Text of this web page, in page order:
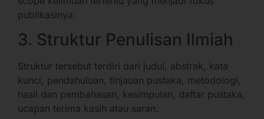
publikasinya.
3. Struktur Penulisan Ilmiah
Struktur tersebut terdiri dari judul, abstrak, kata
kunci, pendahuluan, tinjauan pustaka, metodologi,
hasil dan pembahasan, kesimpulan, daftar pustaka,
ucapan terima kasih atau saran.